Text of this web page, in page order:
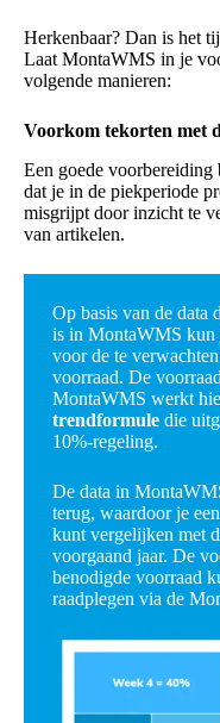
Herkenbaar? Dan is het
Laat MontaWMS in je
volgende manieren:
Voorkom tekorten met
Een goede
dat je in de piekperiode
misgrijpt door inzicht te
van artikelen.
Op basis van de data
is in MontaWMS kun
voor de te
voorraad. De
MontaWMS werkt
trendformule die
10%-regeling.
De data in
terug, waardoor je
kunt vergelijken met
voorgaand jaar. De
benodigde voorraad
raadplegen via de